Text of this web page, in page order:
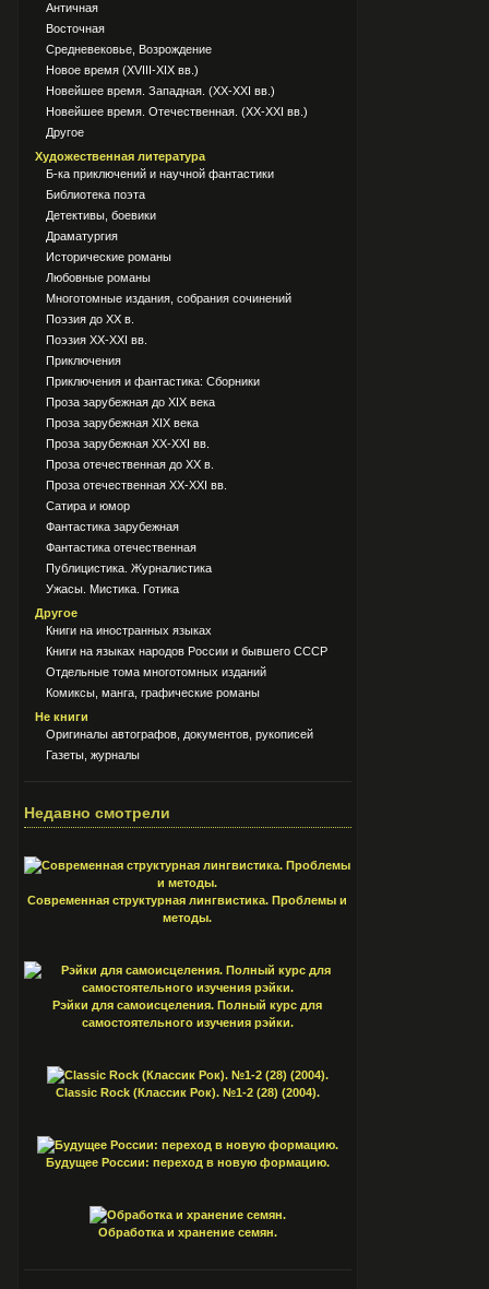
Античная
Восточная
Средневековье, Возрождение
Новое время (XVIII-XIX вв.)
Новейшее время. Западная. (XX-XXI вв.)
Новейшее время. Отечественная. (XX-XXI вв.)
Другое
Художественная литература
Б-ка приключений и научной фантастики
Библиотека поэта
Детективы, боевики
Драматургия
Исторические романы
Любовные романы
Многотомные издания, собрания сочинений
Поэзия до XX в.
Поэзия XX-XXI вв.
Приключения
Приключения и фантастика: Сборники
Проза зарубежная до XIX века
Проза зарубежная XIX века
Проза зарубежная XX-XXI вв.
Проза отечественная до XX в.
Проза отечественная XX-XXI вв.
Сатира и юмор
Фантастика зарубежная
Фантастика отечественная
Публицистика. Журналистика
Ужасы. Мистика. Готика
Другое
Книги на иностранных языках
Книги на языках народов России и бывшего СССР
Отдельные тома многотомных изданий
Комиксы, манга, графические романы
Не книги
Оригиналы автографов, документов, рукописей
Газеты, журналы
Недавно смотрели
Современная структурная лингвистика. Проблемы и
методы.
Рэйки для самоисцеления. Полный курс для
самостоятельного изучения рэйки.
Classic Rock (Классик Рок). №1-2 (28) (2004).
Будущее России: переход в новую формацию.
Обработка и хранение семян.